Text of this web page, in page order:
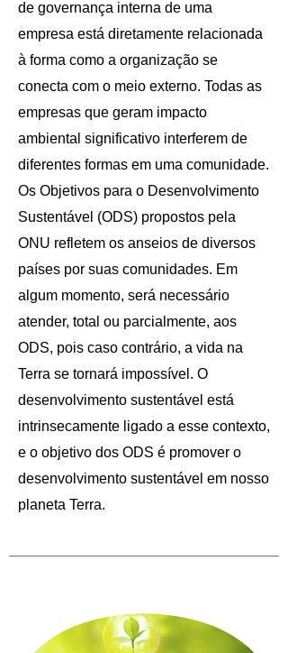
de governança interna de uma
empresa está diretamente relacionada
à forma como a organização se
conecta com o meio externo. Todas as
empresas que geram impacto
ambiental significativo interferem de
diferentes formas em uma comunidade.
Os Objetivos para o Desenvolvimento
Sustentável (ODS) propostos pela
ONU refletem os anseios de diversos
países por suas comunidades. Em
algum momento, será necessário
atender, total ou parcialmente, aos
ODS, pois caso contrário, a vida na
Terra se tornará impossível. O
desenvolvimento sustentável está
intrinsecamente ligado a esse contexto,
e o objetivo dos ODS é promover o
desenvolvimento sustentável em nosso
planeta Terra.